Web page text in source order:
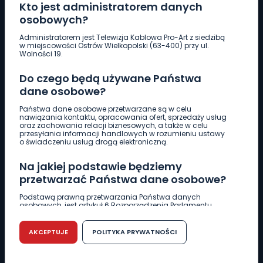
Kto jest administratorem danych
osobowych?
Administratorem jest Telewizja Kablowa Pro-Art z siedzibą
w miejscowości Ostrów Wielkopolski (63-400) przy ul.
Wolności 19.
Do czego będą używane Państwa
dane osobowe?
Państwa dane osobowe przetwarzane są w celu
nawiązania kontaktu, opracowania ofert, sprzedaży usług
oraz zachowania relacji biznesowych, a także w celu
przesyłania informacji handlowych w rozumieniu ustawy
o świadczeniu usług drogą elektroniczną.
Na jakiej podstawie będziemy
przetwarzać Państwa dane osobowe?
Podstawą prawną przetwarzania Państwa danych
osobowych, jest artykuł 6 Rozporządzenia Parlamentu
r. w sprawie ochrony osób fizycznych w związku z
przetwarzaniem danych osobowych w sprawie
swobodnego przepływu takich danych oraz uchylenia
dyrektywy 95/46/WE (RODO).
AKCEPTUJE POLITYKA PRYWATNOŚCI
Pobierz logotyp
LINIA INTERWENCYJNA
661 997 997
REDAKCJA
62 735 22 22redakcja@wlkp24.info
62 735 01 85 reklama@wlkp24.info
WIADOMOŚCI
CIEKAWOSTKI